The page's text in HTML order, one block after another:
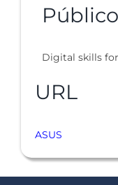
Digital skills
URL
ASUS